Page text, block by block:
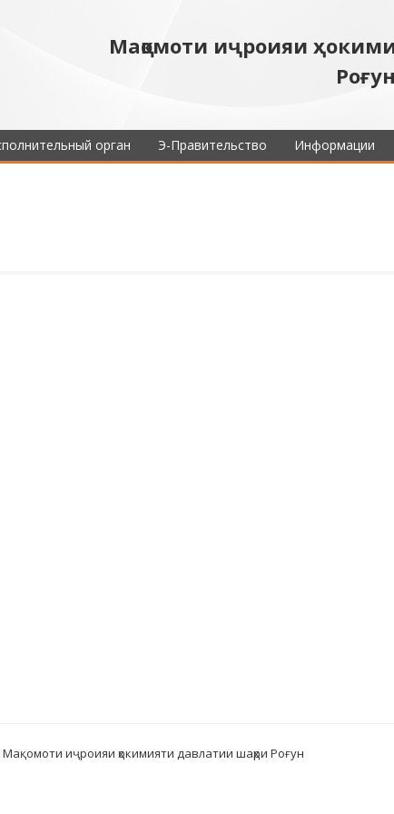
Мақомоти иҷроияи
Роғун
орган Э-Правительство Информации
иҷроияи ҳокимияти давлатии шаҳри Роғун